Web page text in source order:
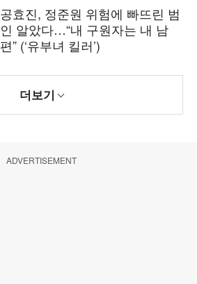
공효진, 정준원 위험에 빠뜨린 범
인 알았다…“내 구원자는 내 남
편” (‘유부녀 킬러’)
더보기
ADVERTISEMENT